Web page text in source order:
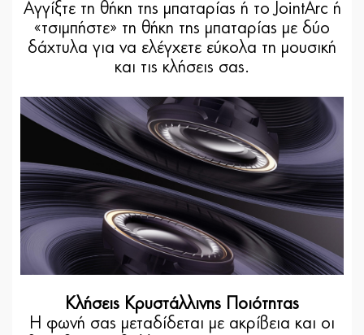
Αγγίξτε τη θήκη της μπαταρίας ή το JointArc ή
«τσιμπήστε» τη θήκη της μπαταρίας με δύο
δάχτυλα για να ελέγχετε εύκολα τη μουσική
και τις κλήσεις σας.
Κλήσεις Κρυστάλλινης Ποιότητας
Η φωνή σας μεταδίδεται με ακρίβεια και οι